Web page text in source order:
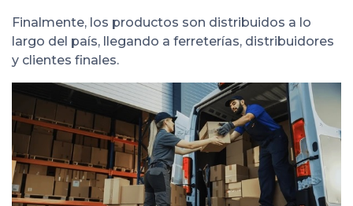
Finalmente, los productos son distribuidos a lo
largo del país, llegando a ferreterías, distribuidores
y clientes finales.